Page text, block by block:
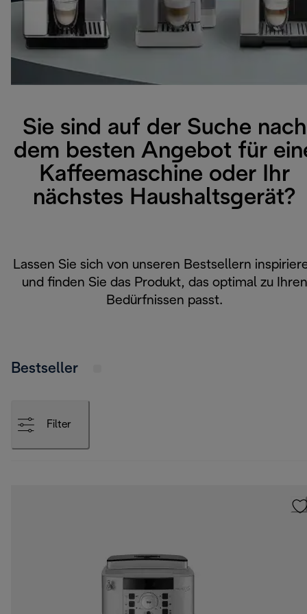
Sie sind auf der Suche nach
dem besten Angebot für
Kaffeemaschine oder Ihr
nächstes Haushaltsgerät?
Lassen Sie sich von unseren Bestsellern
und finden Sie das Produkt, das optimal zu Ihren
Bedürfnissen passt.
Bestseller
Filter